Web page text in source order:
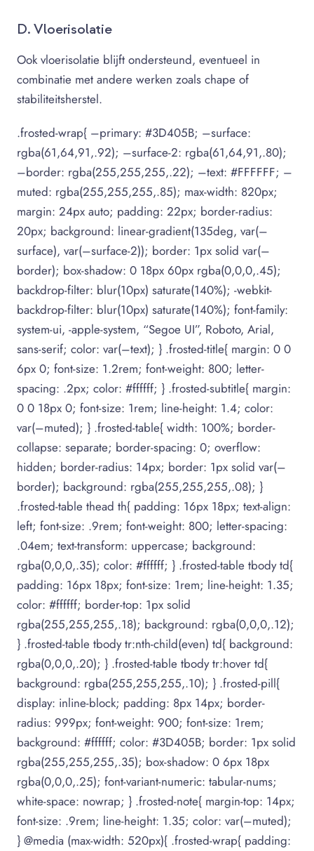
D. Vloerisolatie
Ook vloerisolatie blijft ondersteund, eventueel in
combinatie met andere werken zoals chape of
stabiliteitsherstel.
.frosted-wrap{ –primary: #3D405B; –surface:
rgba(61,64,91,.92); –surface-2: rgba(61,64,91,.80);
–border: rgba(255,255,255,.22); –text: #FFFFFF; –
muted: rgba(255,255,255,.85); max-width: 820px;
margin: 24px auto; padding: 22px; border-radius:
20px; background: linear-gradient(135deg, var(–
surface), var(–surface-2)); border: 1px solid var(–
border); box-shadow: 0 18px 60px rgba(0,0,0,.45);
backdrop-filter: blur(10px) saturate(140%); -webkit-
backdrop-filter: blur(10px) saturate(140%); font-family:
system-ui, -apple-system, “Segoe UI”, Roboto, Arial,
sans-serif; color: var(–text); } .frosted-title{ margin: 0 0
6px 0; font-size: 1.2rem; font-weight: 800; letter-
spacing: .2px; color: #ffffff; } .frosted-subtitle{ margin:
0 0 18px 0; font-size: 1rem; line-height: 1.4; color:
var(–muted); } .frosted-table{ width: 100%; border-
collapse: separate; border-spacing: 0; overflow:
hidden; border-radius: 14px; border: 1px solid var(–
border); background: rgba(255,255,255,.08); }
.frosted-table thead th{ padding: 16px 18px; text-align:
left; font-size: .9rem; font-weight: 800; letter-spacing:
.04em; text-transform: uppercase; background:
rgba(0,0,0,.35); color: #ffffff; } .frosted-table tbody td{
padding: 16px 18px; font-size: 1rem; line-height: 1.35;
color: #ffffff; border-top: 1px solid
rgba(255,255,255,.18); background: rgba(0,0,0,.12);
} .frosted-table tbody tr:nth-child(even) td{ background:
rgba(0,0,0,.20); } .frosted-table tbody tr:hover td{
background: rgba(255,255,255,.10); } .frosted-pill{
display: inline-block; padding: 8px 14px; border-
radius: 999px; font-weight: 900; font-size: 1rem;
background: #ffffff; color: #3D405B; border: 1px solid
rgba(255,255,255,.35); box-shadow: 0 6px 18px
rgba(0,0,0,.25); font-variant-numeric: tabular-nums;
white-space: nowrap; } .frosted-note{ margin-top: 14px;
font-size: .9rem; line-height: 1.35; color: var(–muted);
} @media (max-width: 520px){ .frosted-wrap{ padding: